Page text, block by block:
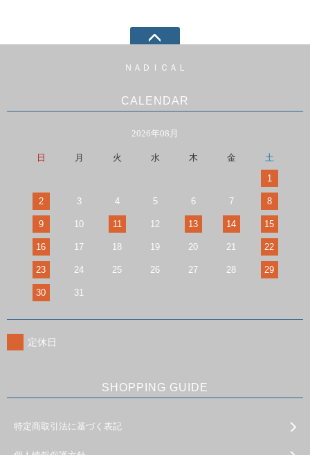
ＮＡＤＩＣＡＬ
CALENDAR
2026年08月
日 月 火 水 木 金
土
1
2 3 4 5 6 7 8
9 10 11 12 13 14 15
16 17 18 19 20 21 22
23 24 25 26 27 28 29
30 31
定休日
SHOPPING GUIDE
特定商取引法に基づく表記